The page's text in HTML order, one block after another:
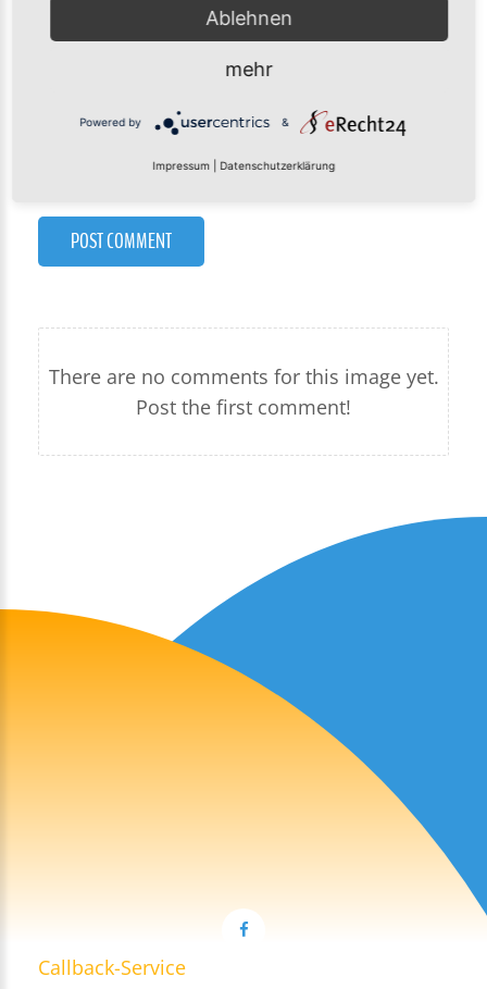
POST COMMENT
There are no comments for this image yet.
Post the first comment!
Callback-Service
Ablehnen
mehr
Powered by &
Impressum Datenschutzerklärung